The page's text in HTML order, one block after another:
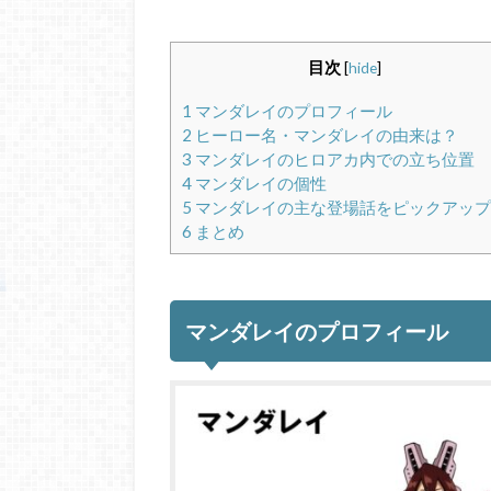
目次 [hide]
1 マンダレイのプロフィール
2 ヒーロー名・マンダレイの由来は？
3 マンダレイのヒロアカ内での立ち位置
4 マンダレイの個性
5 マンダレイの主な登場話をピックアッ
6 まとめ
マンダレイのプロフィール